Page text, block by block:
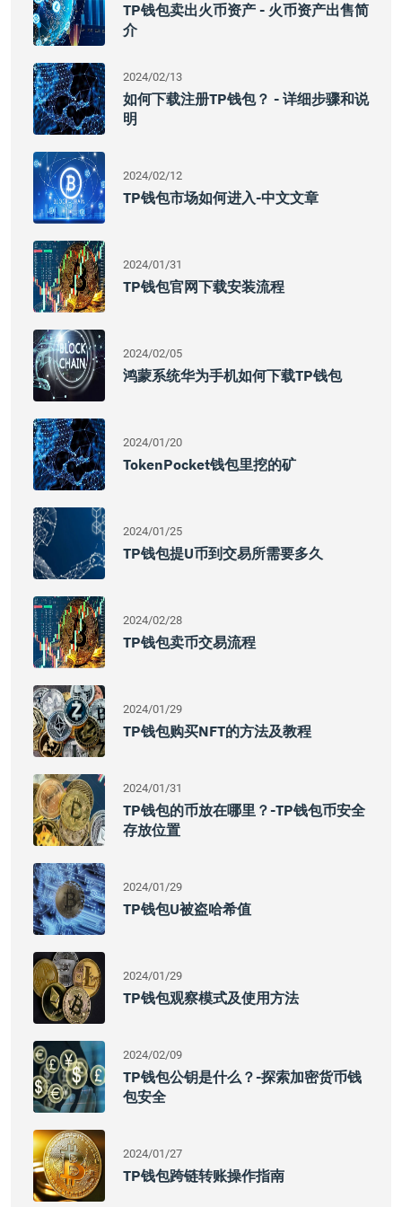
TP钱包卖出火币资产 - 火币资产出售简
介
2024/02/13
如何下载注册TP钱包？ - 详细步骤和说
明
2024/02/12
TP钱包市场如何进入-中文文章
2024/01/31
TP钱包官网下载安装流程
2024/02/05
鸿蒙系统华为手机如何下载TP钱包
2024/01/20
TokenPocket钱包里挖的矿
2024/01/25
TP钱包提U币到交易所需要多久
2024/02/28
TP钱包卖币交易流程
2024/01/29
TP钱包购买NFT的方法及教程
2024/01/31
TP钱包的币放在哪里？-TP钱包币安全
存放位置
2024/01/29
TP钱包u被盗哈希值
2024/01/29
TP钱包观察模式及使用方法
2024/02/09
TP钱包公钥是什么？-探索加密货币钱
包安全
2024/01/27
TP钱包跨链转账操作指南